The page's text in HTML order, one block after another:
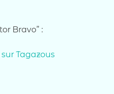
Bravo” :
Tagazous